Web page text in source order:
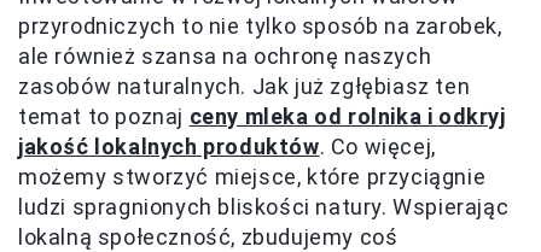
przyrodniczych to nie tylko sposób na zarobek,
ale również szansa na ochronę naszych
zasobów naturalnych. Jak już zgłębiasz ten
temat to poznaj ceny mleka od rolnika i odkryj
jakość lokalnych produktów. Co więcej,
możemy stworzyć miejsce, które przyciągnie
ludzi spragnionych bliskości natury. Wspierając
lokalną społeczność, zbudujemy coś